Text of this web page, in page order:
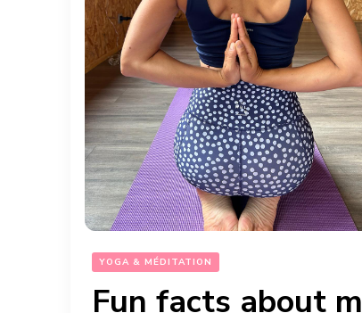
YOGA & MÉDITATION
Fun facts about